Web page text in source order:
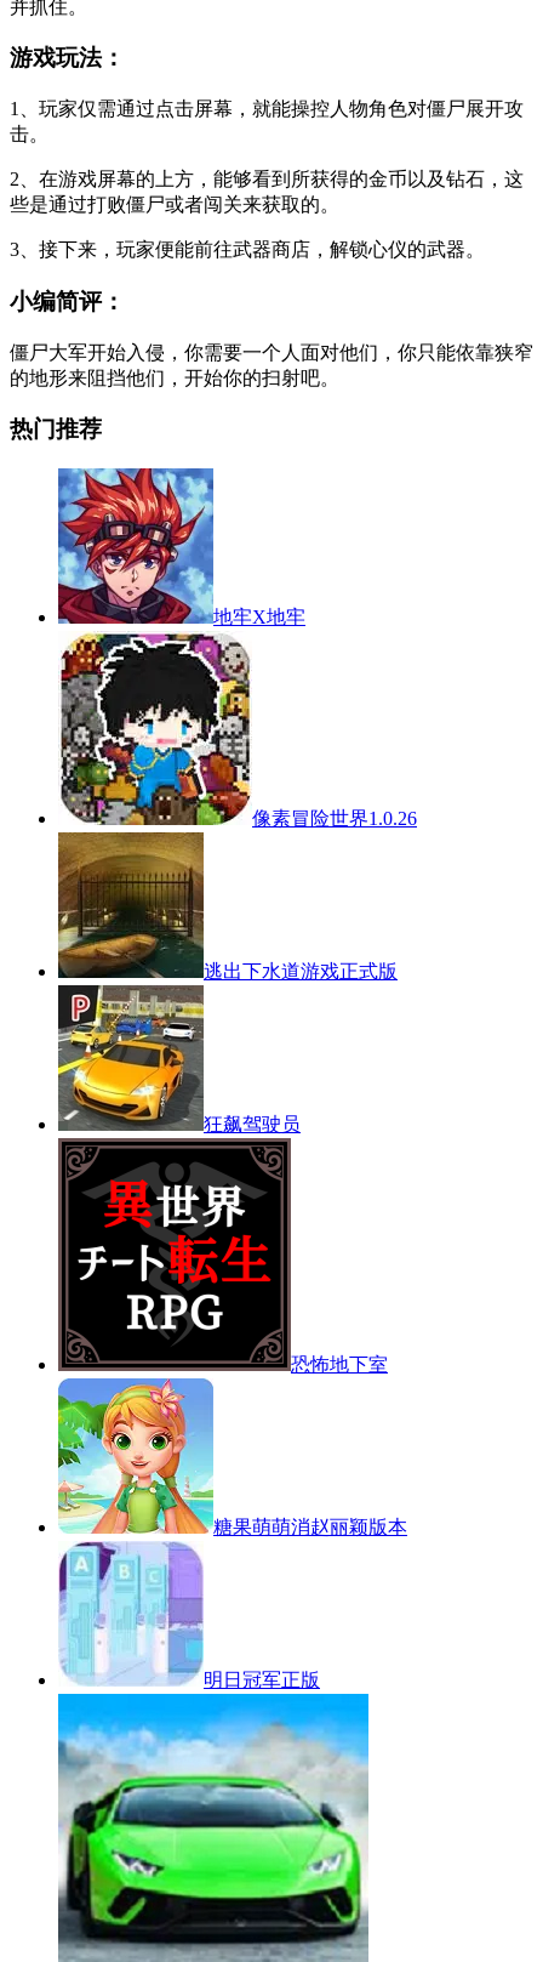
并抓住。
游戏玩法：
1、玩家仅需通过点击屏幕，就能操控人物角色对僵尸展开攻
击。
2、在游戏屏幕的上方，能够看到所获得的金币以及钻石，这
些是通过打败僵尸或者闯关来获取的。
3、接下来，玩家便能前往武器商店，解锁心仪的武器。
小编简评：
僵尸大军开始入侵，你需要一个人面对他们，你只能依靠狭窄
的地形来阻挡他们，开始你的扫射吧。
热门推荐
地牢X地牢
像素冒险世界1.0.26
逃出下水道游戏正式版
狂飙驾驶员
恐怖地下室
糖果萌萌消赵丽颖版本
明日冠军正版